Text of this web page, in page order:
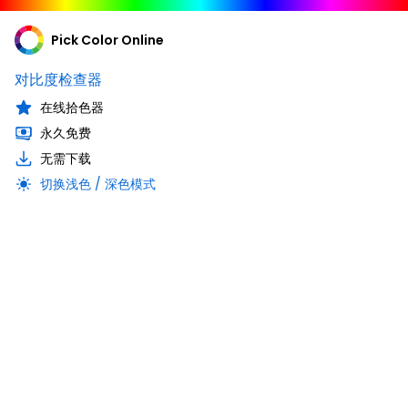
Pick Color Online
对比度检查器
在线拾色器
永久免费
无需下载
切换浅色 / 深色模式